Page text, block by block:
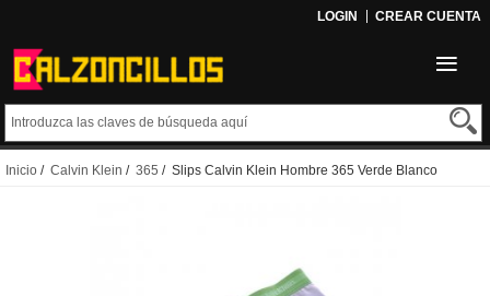
LOGIN CREAR CUENTA
Inicio / Calvin Klein / 365 / Slips Calvin Klein Hombre 365 Verde Blanco